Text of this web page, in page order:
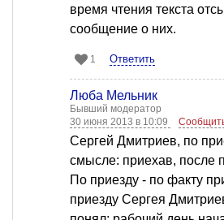
время чтения текста
сообщение о них.
1 Ответить
Люба Мельник
Бывший модератор
30 июня 2013 в 10:09
Сергей Дмитриев, по
смысле: приехав, после
По приезду - по факту
приезду Сергея